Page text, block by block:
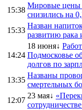
15:38
Мировые цены
снизились на
15:33
Назван
развитию рака
14:24
18 июня↓
Подмосковье
долгов по
13:35
Названы
смертельных
12:07
23 мая↓